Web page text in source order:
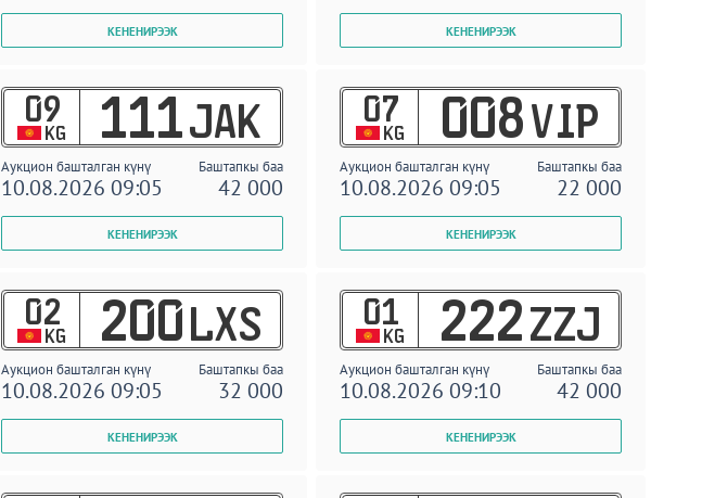
09
KG 111 JAK
Аукцион башталган күнү Баштапкы баа
10.08.2026 09:05 42 000
07
KG 008 VIP
Аукцион башталган күнү Баштапкы баа
10.08.2026 09:05 22 000
02
KG 200 LXS
Аукцион башталган күнү Баштапкы баа
10.08.2026 09:05 32 000
01
KG 222 ZZJ
Аукцион башталган күнү Баштапкы баа
10.08.2026 09:10 42 000